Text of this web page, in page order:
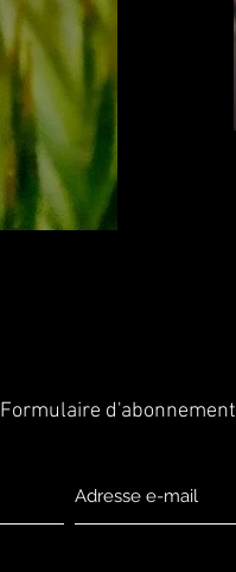
Formulaire d'abonnement